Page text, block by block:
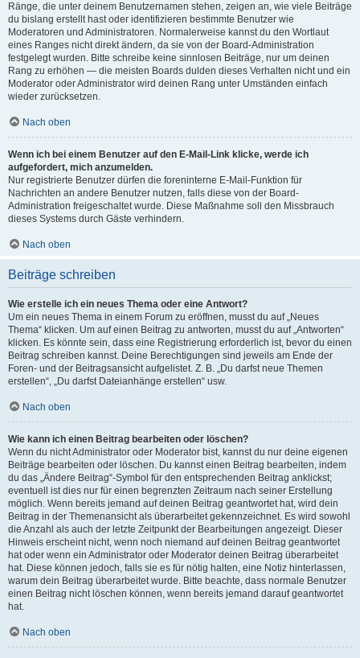
Ränge, die unter deinem Benutzernamen stehen, zeigen an, wie viele Beiträge
du bislang erstellt hast oder identifizieren bestimmte Benutzer wie
Moderatoren und Administratoren. Normalerweise kannst du den Wortlaut
eines Ranges nicht direkt ändern, da sie von der Board-Administration
festgelegt wurden. Bitte schreibe keine sinnlosen Beiträge, nur um deinen
Rang zu erhöhen — die meisten Boards dulden dieses Verhalten nicht und ein
Moderator oder Administrator wird deinen Rang unter Umständen einfach
wieder zurücksetzen.
Nach oben
Wenn ich bei einem Benutzer auf den E-Mail-Link klicke, werde ich
aufgefordert, mich anzumelden.
Nur registrierte Benutzer dürfen die foreninterne E-Mail-Funktion für
Nachrichten an andere Benutzer nutzen, falls diese von der Board-
Administration freigeschaltet wurde. Diese Maßnahme soll den Missbrauch
dieses Systems durch Gäste verhindern.
Nach oben
Beiträge schreiben
Wie erstelle ich ein neues Thema oder eine Antwort?
Um ein neues Thema in einem Forum zu eröffnen, musst du auf „Neues
Thema“ klicken. Um auf einen Beitrag zu antworten, musst du auf „Antworten“
klicken. Es könnte sein, dass eine Registrierung erforderlich ist, bevor du einen
Beitrag schreiben kannst. Deine Berechtigungen sind jeweils am Ende der
Foren- und der Beitragsansicht aufgelistet. Z. B. „Du darfst neue Themen
erstellen“, „Du darfst Dateianhänge erstellen“ usw.
Nach oben
Wie kann ich einen Beitrag bearbeiten oder löschen?
Wenn du nicht Administrator oder Moderator bist, kannst du nur deine eigenen
Beiträge bearbeiten oder löschen. Du kannst einen Beitrag bearbeiten, indem
du das „Ändere Beitrag“-Symbol für den entsprechenden Beitrag anklickst;
eventuell ist dies nur für einen begrenzten Zeitraum nach seiner Erstellung
möglich. Wenn bereits jemand auf deinen Beitrag geantwortet hat, wird dein
Beitrag in der Themenansicht als überarbeitet gekennzeichnet. Es wird sowohl
die Anzahl als auch der letzte Zeitpunkt der Bearbeitungen angezeigt. Dieser
Hinweis erscheint nicht, wenn noch niemand auf deinen Beitrag geantwortet
hat oder wenn ein Administrator oder Moderator deinen Beitrag überarbeitet
hat. Diese können jedoch, falls sie es für nötig halten, eine Notiz hinterlassen,
warum dein Beitrag überarbeitet wurde. Bitte beachte, dass normale Benutzer
einen Beitrag nicht löschen können, wenn bereits jemand darauf geantwortet
hat.
Nach oben